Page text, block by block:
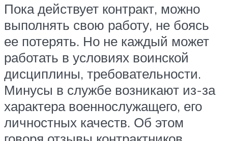
Пока действует контракт, можно
выполнять свою работу, не боясь
ее потерять. Но не каждый может
работать в условиях воинской
дисциплины, требовательности.
Минусы в службе возникают из-за
характера военнослужащего, его
личностных качеств. Об этом